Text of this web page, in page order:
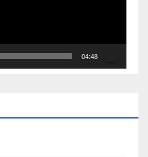
04:48